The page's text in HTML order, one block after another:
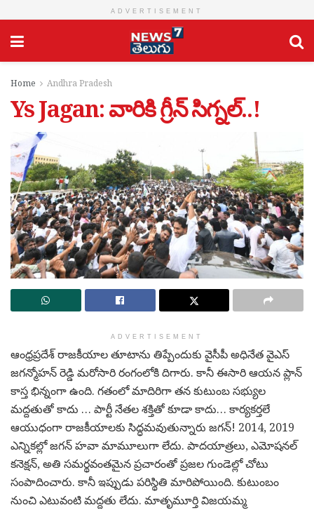
ADVERTISEMENT
Home Andhra Pradesh
Ys Jagan: వారికి గ్రీన్ సిగ్నల్..!
ADVERTISEMENT
ఆంధ్రప్రదేశ్ రాజకీయాల తూటాను తిప్పేందుకు వైసీపీ అధినేత వైఎస్
జగన్మోహన్ రెడ్డి మరోసారి రంగంలోకి దిగారు. కానీ ఈసారి ఆయన ప్లాన్
కాస్త భిన్నంగా ఉంది. గతంలో మాదిరిగా తన కుటుంబ సభ్యుల
మద్దతుతో కాదు … పార్టీ నేతల శక్తితో కూడా కాదు… కార్యకర్తలే
ఆయుధంగా రాజకీయాలకు సిద్ధమవుతున్నారు జగన్! 2014, 2019
ఎన్నికల్లో జగన్ హవా మామూలుగా లేదు. పాదయాత్రలు, ఎమోషనల్
కనెక్షన్, అతి సమర్థవంతమైన ప్రచారంతో ప్రజల గుండెల్లో చోటు
సంపాదించారు. కానీ ఇప్పుడు పరిస్థితి మారిపోయింది. కుటుంబం
నుంచి ఎటువంటి మద్దతు లేదు. మాతృమూర్తి విజయమ్మ